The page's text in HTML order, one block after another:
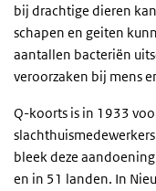
bij drachtige dieren
schapen en geiten
aantallen bacteriën
veroorzaken bij mens
Q-koorts is in 1933
bleek deze
en in 51 landen. In